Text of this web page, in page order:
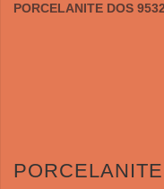
PORCELANITЕ DOS